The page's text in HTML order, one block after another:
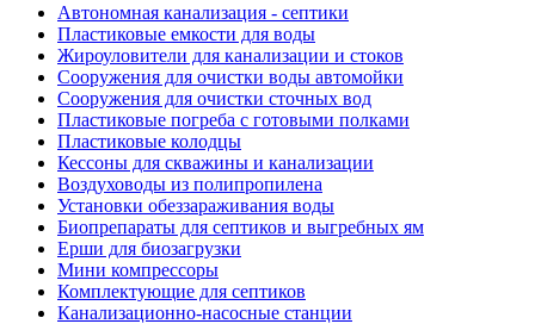
Автономная канализация - септики
Пластиковые емкости для воды
Жироуловители для канализации и стоков
Сооружения для очистки воды автомойки
Сооружения для очистки сточных вод
Пластиковые погреба с готовыми полками
Пластиковые колодцы
Кессоны для скважины и канализации
Воздуховоды из полипропилена
Установки обеззараживания воды
Биопрепараты для септиков и выгребных ям
Ерши для биозагрузки
Мини компрессоры
Комплектующие для септиков
Канализационно-насосные станции